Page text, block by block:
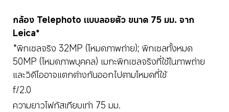
กล้อง Telephoto แบบลอยตัว ขนาด 75 มม. จาก
Leica*
*พิกเซลจริง 32MP (โหมดภาพถ่าย); พิกเซลทั้งหมด
50MP (โหมดภาพบุคคล) เมกะพิกเซลจริงที่ใช้ในภาพถ่าย
และวิดีโออาจแตกต่างกันออกไปตามโหมดที่ใช้
f/2.0
ความยาวโฟกัสเทียบเท่า 75 มม.